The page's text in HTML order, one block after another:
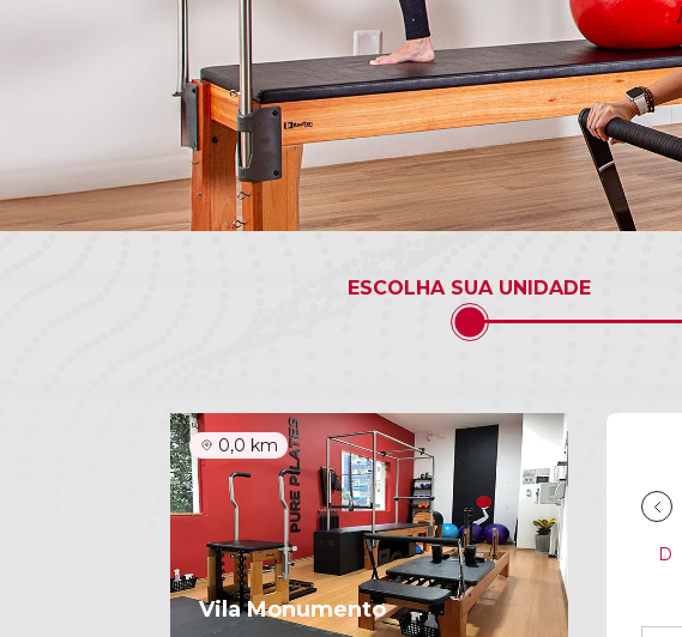
ESCOLHA SUA UNIDADE
Vila Monumento
0,0 km
D